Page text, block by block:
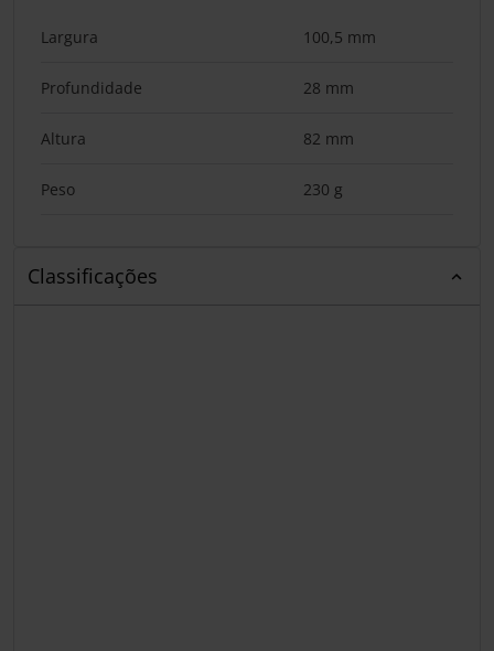
Largura 100,5 mm
Profundidade 28 mm
Altura 82 mm
Peso 230 g
Classificações